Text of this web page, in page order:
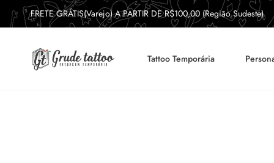
FRETE GRÁTIS(Varejo) A PARTIR DE R$100,00 (Região Sudeste)
Tattoo Temporária